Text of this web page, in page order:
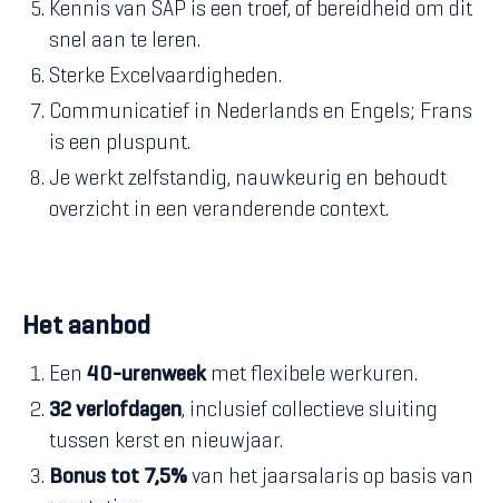
Kennis van SAP is een troef, of bereidheid om dit
snel aan te leren.
Sterke Excelvaardigheden.
Communicatief in Nederlands en Engels; Frans
is een pluspunt.
Je werkt zelfstandig, nauwkeurig en behoudt
overzicht in een veranderende context.
Het aanbod
Een 40-urenweekmet flexibele werkuren.
32 verlofdagen, inclusief collectieve sluiting
tussen kerst en nieuwjaar.
Bonus tot 7,5% van het jaarsalaris op basis van